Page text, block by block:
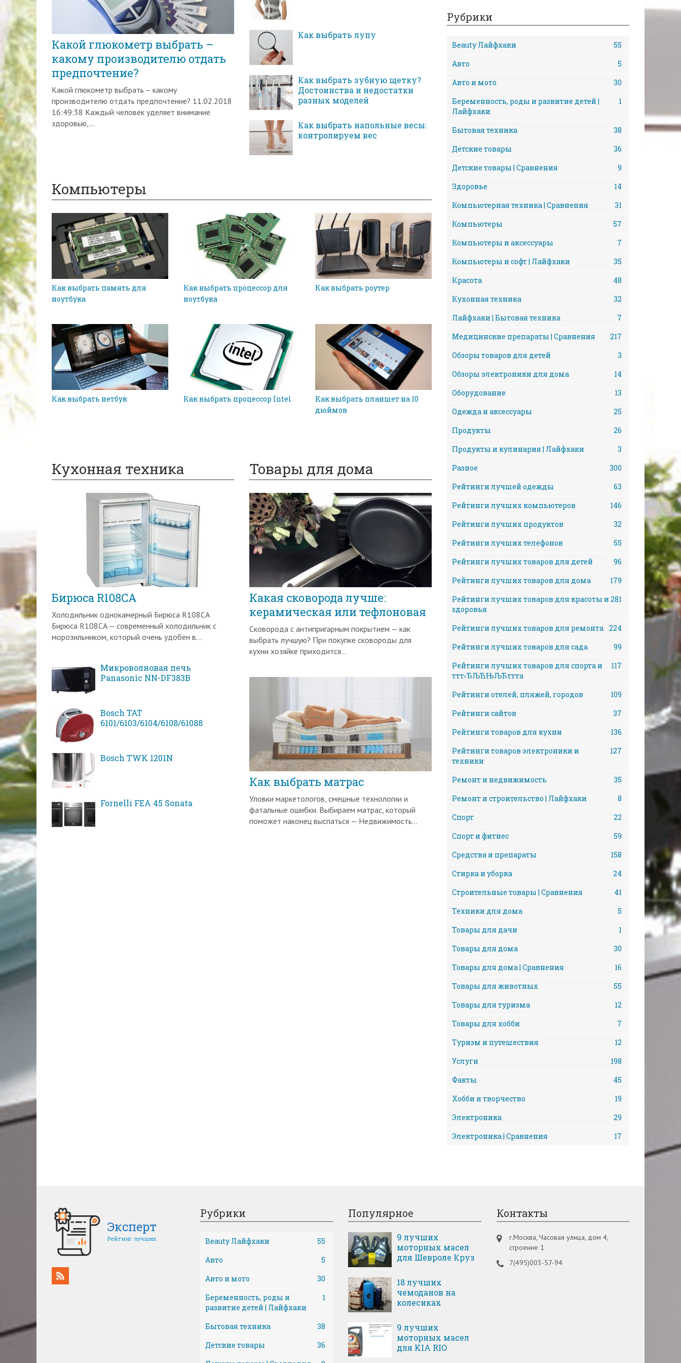
Какой глюкометр выбрать –
какому производителю отдать
предпочтение?
Какой глюкометр выбрать – какому
производителю отдать предпочтение? 11.02.2018
16:49:38 Каждый человек уделяет внимание
здоровью,...
Как выбрать лупу
Как выбрать зубную щетку?
Достоинства и недостатки
разных моделей
Как выбрать напольные весы:
контролируем вес
Компьютеры
Как выбрать память для
ноутбука
Как выбрать процессор для
ноутбука
Как выбрать роутер
Как выбрать нетбук Как выбрать процессор Intel
Как выбрать планшет на 10
дюймов
Кухонная техника
Бирюса R108CA
Холодильник однокамерный Бирюса R108CA
Бирюса R108CA — современный холодильник с
морозильником, который очень удобен в...
Микроволновая печь
Panasonic NN-DF383B
Bosch TAT
6101/6103/6104/6108/61088
Bosch TWK 1201N
Fornelli FEA 45 Sonata
Товары для дома
Какая сковорода лучше:
керамическая или тефлоновая
Сковорода с антипригарным покрытием — как
выбрать лучшую? При покупке сковороды для
кухни хозяйке приходится...
Как выбрать матрас
Уловки маркетологов, смешные технологии и
фатальные ошибки. Выбираем матрас, который
поможет наконец выспаться — Недвижимость...
Рубрики
Beauty Лайфхаки
55
Авто
5
Авто и мото
30
Беременность, роды и развитие детей |
Лайфхаки
1
Бытовая техника
38
Детские товары
36
Детские товары | Сравнения
9
Здоровье
14
Компьютерная техника | Сравнения
31
Компьютеры
57
Компьютеры и аксессуары
7
Компьютеры и софт | Лайфхаки
35
Красота
48
Кухонная техника
32
Лайфхаки | Бытовая техника
7
Медицинские препараты | Сравнения
217
Обзоры товаров для детей
3
Обзоры электроники для дома
14
Оборудование
13
Одежда и аксессуары
25
Продукты
26
Продукты и кулинария | Лайфхаки
3
Разное
300
Рейтинги лучшей одежды
63
Рейтинги лучших компьютеров
146
Рейтинги лучших продуктов
32
Рейтинги лучших телефонов
55
Рейтинги лучших товаров для детей
96
Рейтинги лучших товаров для дома
179
Рейтинги лучших товаров для красоты и
здоровья
281
Рейтинги лучших товаров для ремонта 224
Рейтинги лучших товаров для сада
99
Рейтинги лучших товаров для спорта и
ттт‹ЂЉЋЊЉЂттта
117
Рейтинги отелей, пляжей, городов
109
Рейтинги сайтов
37
Рейтинги товаров для кухни
136
Рейтинги товаров электроники и
техники
127
Ремонт и недвижимость
35
Ремонт и строительство | Лайфхаки
8
Спорт
22
Спорт и фитнес
59
Средства и препараты
158
Стирка и уборка
24
Строительные товары | Сравнения
41
Техники для дома
5
Товары для дачи
1
Товары для дома
30
Товары для дома | Сравнения
16
Товары для животных
55
Товары для туризма
12
Товары для хобби
7
Туризм и путешествия
12
Услуги
198
Факты
45
Хобби и творчество
19
Электроника
29
Электроника | Сравнения
17
Эксперт
Рейтинг лучших
Рубрики
Beauty Лайфхаки
55
Авто
5
Авто и мото
30
Беременность, роды и
развитие детей | Лайфхаки
1
Бытовая техника
38
Детские товары
36
Популярное
9 лучших
моторных масел
для Шевроле Круз
18 лучших
чемоданов на
колесиках
9 лучших
моторных масел
для KIA RIO
Контакты
г.Москва, Часовая улица, дом 4,
строение 1
7(495)003-57-94